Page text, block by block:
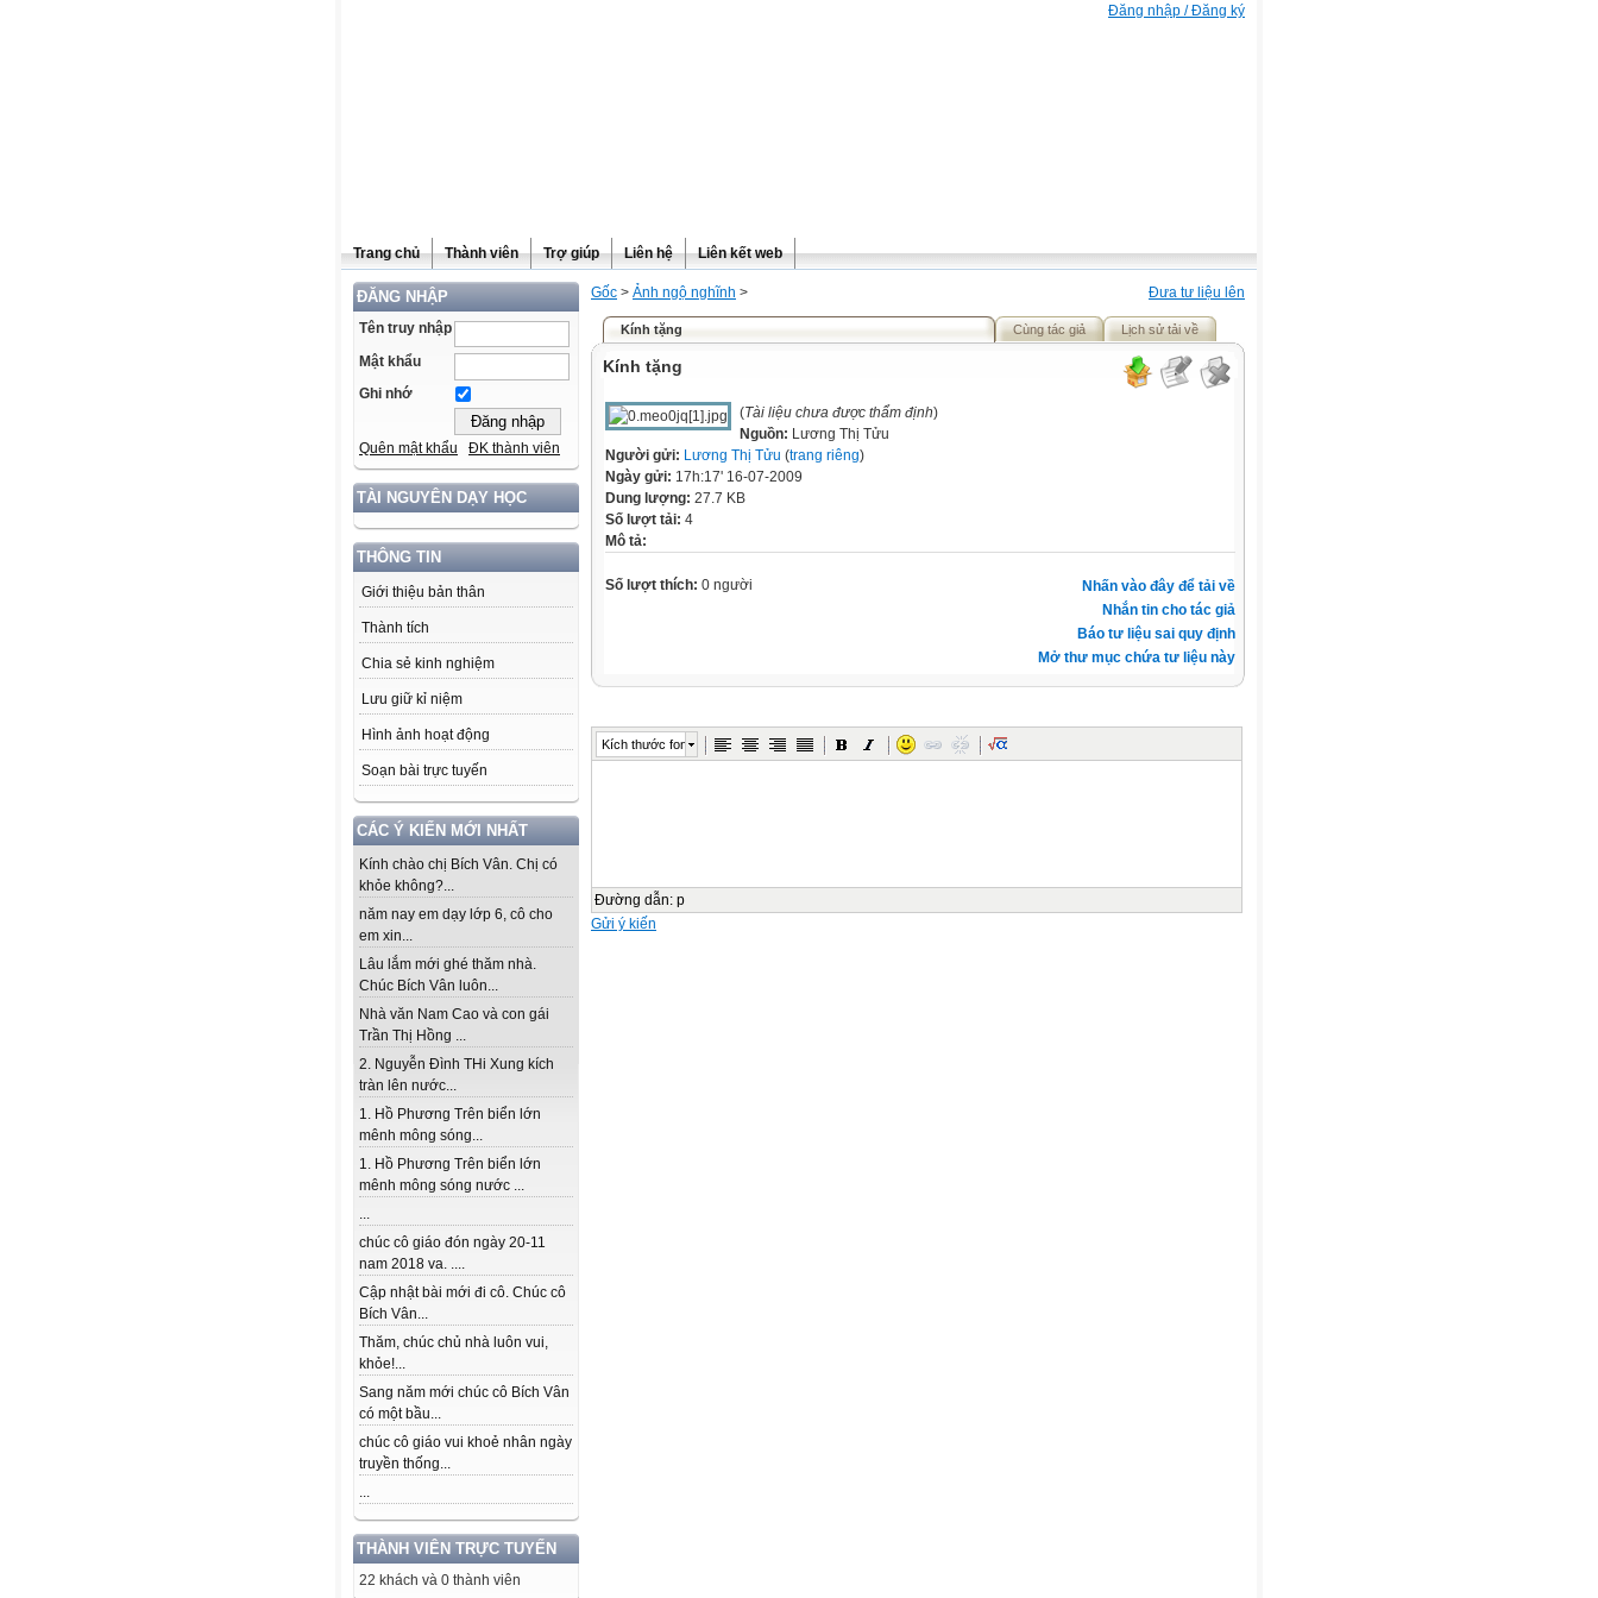
Đăng nhập / Đăng ký
Trang chủ Thành viên Trợ giúp Liên hệ Liên kết web
ĐĂNG NHẬP
Tên truy nhập
Mật khẩu
Ghi nhớ
Quên mật khẩu ĐK thành viên
TÀI NGUYÊN DẠY HỌC
THÔNG TIN
Giới thiệu bản thân
Thành tích
Chia sẻ kinh nghiệm
Lưu giữ kỉ niệm
Hình ảnh hoạt động
Soạn bài trực tuyến
CÁC Ý KIẾN MỚI NHẤT
Kính chào chị Bích Vân. Chị có
khỏe không?...
năm nay em dạy lớp 6, cô cho
em xin...
Lâu lắm mới ghé thăm nhà.
Chúc Bích Vân luôn...
Nhà văn Nam Cao và con gái
Trần Thị Hồng ...
2. Nguyễn Đình THi Xung kích
tràn lên nước...
1. Hồ Phương Trên biển lớn
mênh mông sóng...
1. Hồ Phương Trên biển lớn
mênh mông sóng nước ...
...
chúc cô giáo đón ngày 20-11
nam 2018 va. ....
Cập nhật bài mới đi cô. Chúc cô
Bích Vân...
Thăm, chúc chủ nhà luôn vui,
khỏe!...
Sang năm mới chúc cô Bích Vân
có một bầu...
chúc cô giáo vui khoẻ nhân ngày
truyền thống...
...
THÀNH VIÊN TRỰC TUYẾN
22 khách và 0 thành viên
Đưa tư liệu lên
Gốc > Ảnh ngộ nghĩnh >
Kính tặng Cùng tác giả Lịch sử tải về
Kính tặng
(Tài liệu chưa được thẩm định)
Nguồn: Lương Thị Tửu
Người gửi: Lương Thị Tửu (trang riêng)
Ngày gửi: 17h:17' 16-07-2009
Dung lượng: 27.7 KB
Số lượt tải: 4
Mô tả:
Nhấn vào đây để tải về
Nhắn tin cho tác giả
Báo tư liệu sai quy định
Mở thư mục chứa tư liệu này
Số lượt thích: 0 người
Kích thước font
Đường dẫn: p
Gửi ý kiến